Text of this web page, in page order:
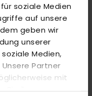
soziale Medien
auf unsere
geben wir
unserer
Medien,
Partner
mit
Sie ihnen
hinzuzufügen